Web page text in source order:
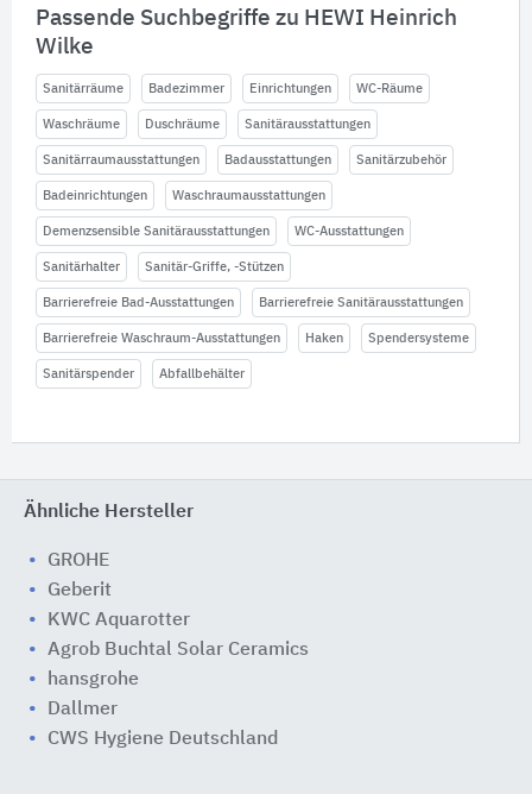
Passende Suchbegriffe zu HEWI Heinrich
Wilke
Sanitärräume Badezimmer Einrichtungen WC-Räume
Waschräume Duschräume Sanitärausstattungen
Sanitärraumausstattungen Badausstattungen Sanitärzubehör
Badeinrichtungen Waschraumausstattungen
Demenzsensible Sanitärausstattungen WC-Ausstattungen
Sanitärhalter Sanitär-Griffe, -Stützen
Barrierefreie Bad-Ausstattungen Barrierefreie Sanitärausstattungen
Barrierefreie Waschraum-Ausstattungen Haken Spendersysteme
Sanitärspender Abfallbehälter
Ähnliche Hersteller
GROHE
Geberit
KWC Aquarotter
Agrob Buchtal Solar Ceramics
hansgrohe
Dallmer
CWS Hygiene Deutschland